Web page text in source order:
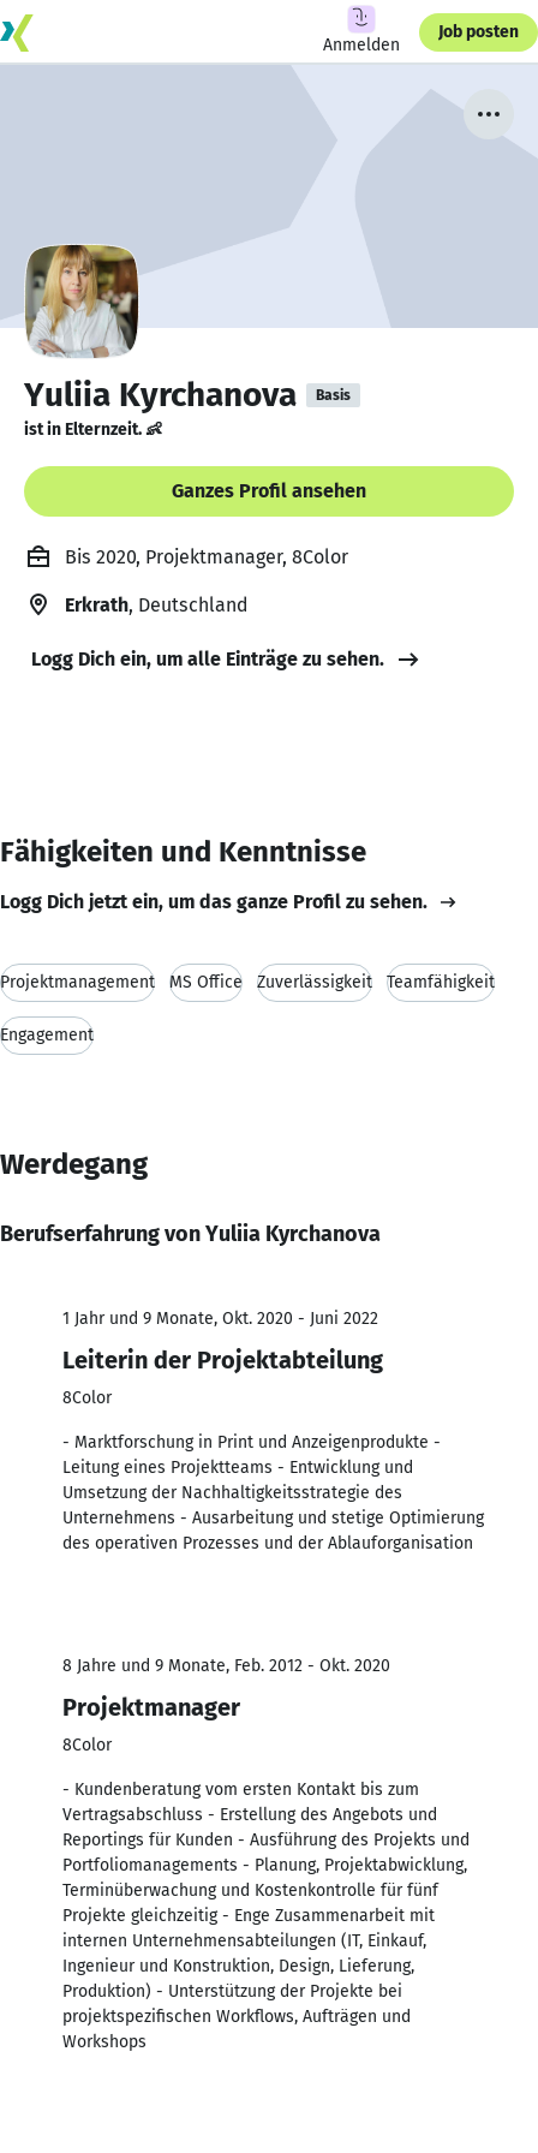
Anmelden
Job posten
Yuliia Kyrchanova Basis
ist in Elternzeit. 👶
Ganzes Profil ansehen
Bis 2020, Projektmanager, 8Color
Erkrath, Deutschland
Logg Dich ein, um alle Einträge zu sehen.
Fähigkeiten und Kenntnisse
Logg Dich jetzt ein, um das ganze Profil zu sehen.
Projektmanagement MS Office Zuverlässigkeit Teamfähigkeit
Engagement
Werdegang
Berufserfahrung von Yuliia Kyrchanova
1 Jahr und 9 Monate, Okt. 2020 - Juni 2022
Leiterin der Projektabteilung
8Color
- Marktforschung in Print und Anzeigenprodukte -
Leitung eines Projektteams - Entwicklung und
Umsetzung der Nachhaltigkeitsstrategie des
Unternehmens - Ausarbeitung und stetige Optimierung
des operativen Prozesses und der Ablauforganisation
8 Jahre und 9 Monate, Feb. 2012 - Okt. 2020
Projektmanager
8Color
- Kundenberatung vom ersten Kontakt bis zum
Vertragsabschluss - Erstellung des Angebots und
Reportings für Kunden - Ausführung des Projekts und
Portfoliomanagements - Planung, Projektabwicklung,
Terminüberwachung und Kostenkontrolle für fünf
Projekte gleichzeitig - Enge Zusammenarbeit mit
internen Unternehmensabteilungen (IT, Einkauf,
Ingenieur und Konstruktion, Design, Lieferung,
Produktion) - Unterstützung der Projekte bei
projektspezifischen Workflows, Aufträgen und
Workshops